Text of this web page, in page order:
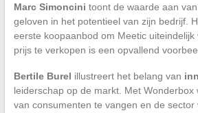
Marc Simoncini toont de waarde aan
geloven in het potentieel van zijn bedrijf.
eerste koopaanbod om Meetic
prijs te verkopen is een opvallend
Bertile Burel illustreert het belang van
leiderschap op de markt. Met Wonderbox
van consumenten te vangen en de sector